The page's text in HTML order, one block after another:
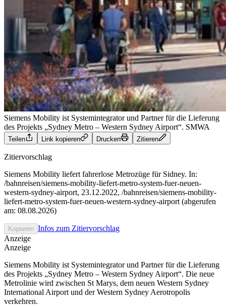
Siemens Mobility ist Systemintegrator und Partner für die Lieferung
des Projekts „Sydney Metro – Western Sydney Airport“. SMWA
Teilen Link kopieren Drucken Zitieren
Zitiervorschlag
Siemens Mobility liefert fahrerlose Metrozüge für Sidney. In:
/bahnreisen/siemens-mobility-liefert-metro-system-fuer-neuen-
western-sydney-airport, 23.12.2022, /bahnreisen/siemens-mobility-
liefert-metro-system-fuer-neuen-western-sydney-airport (abgerufen
am: 08.08.2026)
Kopieren Infos zum Zitiervorschlag
Anzeige
Anzeige
Siemens Mobility ist Systemintegrator und Partner für die Lieferung
des Projekts „Sydney Metro – Western Sydney Airport“. Die neue
Metrolinie wird zwischen St Marys, dem neuen Western Sydney
International Airport und der Western Sydney Aerotropolis
verkehren.